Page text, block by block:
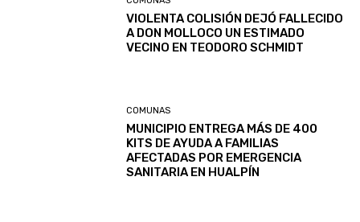
VIOLENTA COLISIÓN DEJÓ FALLECIDO
A DON MOLLOCO UN ESTIMADO
VECINO EN TEODORO SCHMIDT
COMUNAS
MUNICIPIO ENTREGA MÁS DE 400
KITS DE AYUDA A FAMILIAS
AFECTADAS POR EMERGENCIA
SANITARIA EN HUALPÍN